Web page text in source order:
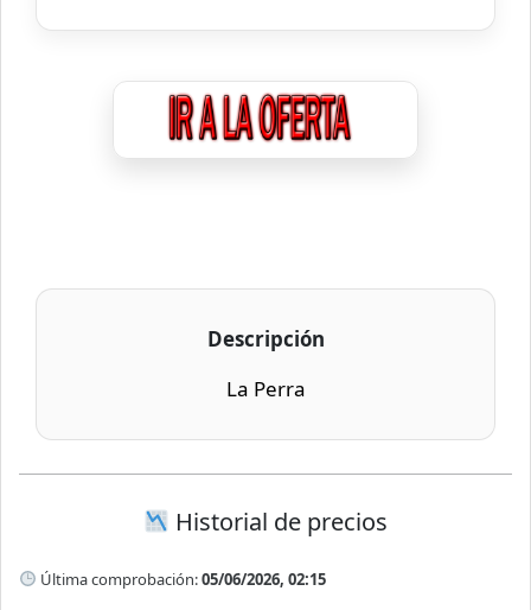
Descripción
La Perra
Historial de precios
Última comprobación:05/06/2026, 02:15